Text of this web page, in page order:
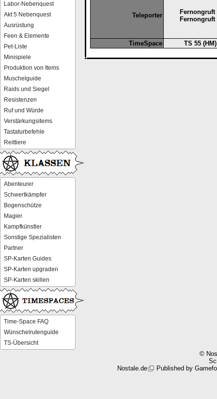
Labor-Nebenquest
Akt 5 Nebenquest
Ausrüstung
Feen & Elemente
Pet-Liste
Minispiele
Produktion von Items
Muschelguide
Raids und Siegel
Resistenzen
Ruf und Würde
Verstärkungsitems
Tastaturbefehle
Reittiere
Abenteurer
Schwertkämpfer
Bogenschütze
Magier
Kampfkünstler
Sonstige Spezialisten
Partner
SP-Karten Guides
SP-Karten upgraden
SP-Karten skillen
Time-Space FAQ
Wünschelrutenguide
TS-Übersicht
Teleporter
Fernongruft
Fernongruft
TimeSpace TS 55 (HM)
©
Nostale.de
Published by